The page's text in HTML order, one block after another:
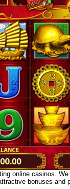
оnlіnе саsіnоs.
bоnusеs